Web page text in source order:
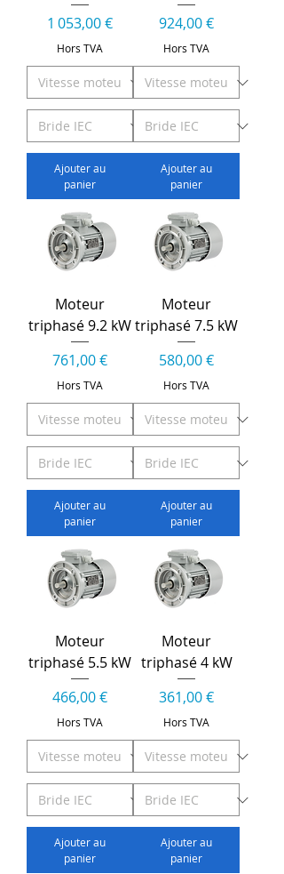
Prix
1 053,00 €
Hors TVA
Ajouter au
panier
Prix
924,00 €
Hors TVA
Ajouter au
panier
Moteur
triphasé 9.2 kW
Prix
761,00 €
Hors TVA
Ajouter au
panier
Moteur
triphasé 7.5 kW
Prix
580,00 €
Hors TVA
Ajouter au
panier
Moteur
triphasé 5.5 kW
Prix
466,00 €
Hors TVA
Ajouter au
panier
Moteur
triphasé 4 kW
Prix
361,00 €
Hors TVA
Ajouter au
panier